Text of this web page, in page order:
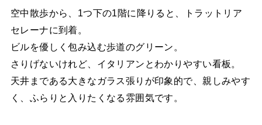
空中散歩から、1つ下の1階に降りると、トラットリア
セレーナに到着。
ビルを優しく包み込む歩道のグリーン。
さりげないけれど、イタリアンとわかりやすい看板。
天井まである大きなガラス張りが印象的で、親しみやす
く、ふらりと入りたくなる雰囲気です。